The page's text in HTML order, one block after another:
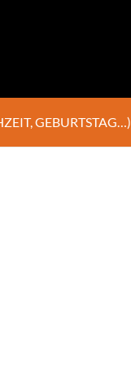
GEBURTSTAG…)